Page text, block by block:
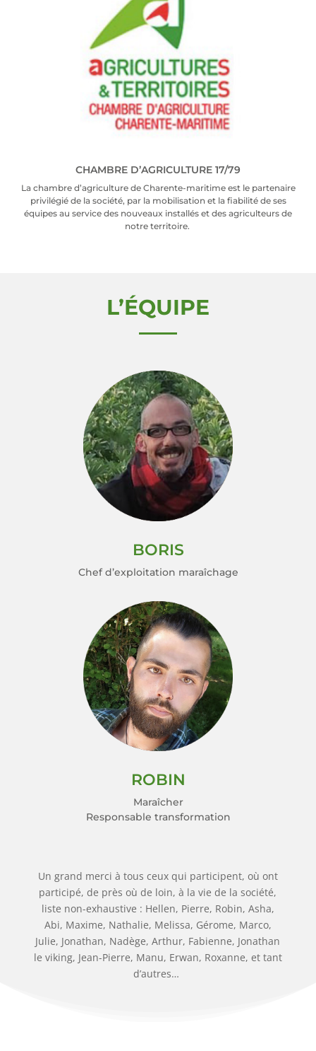
CHAMBRE D’AGRICULTURE 17/79
La chambre d’a­gri­cul­ture de Cha­rente-mari­time est le par­te­naire
pri­vi­lé­gié de la socié­té, par la mobi­li­sa­tion et la fia­bi­li­té de ses
équipes au ser­vice des nou­veaux ins­tal­lés et des agri­cul­teurs de
notre ter­ri­toire.
L’ÉQUIPE
BORIS
Chef d’ex­ploi­ta­tion maraî­chage
ROBIN
Maraî­cher
Res­pon­sable trans­for­ma­tion
Un grand mer­ci à tous ceux qui par­ti­cipent, où ont
par­ti­ci­pé, de près où de loin, à la vie de la socié­té,
liste non-exhaus­tive : Hel­len, Pierre, Robin, Asha,
Abi, Maxime, Natha­lie, Melis­sa, Gérome, Mar­co,
Julie, Jona­than, Nadège, Arthur, Fabienne, Jona­than
le viking, Jean-Pierre, Manu, Erwan, Roxanne, et tant
d’autres…